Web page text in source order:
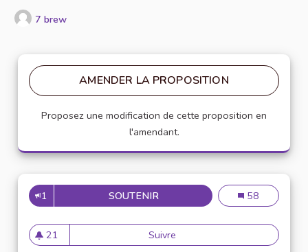
7 brew
AMENDER LA PROPOSITION
Proposez une modification de cette proposition en
l'amendant.
1 SOUTENIRVEUILLEZ AU RESPECT
Veuillez au
58
21
21 abonnés
Suivre Veuillez au respect mutuel